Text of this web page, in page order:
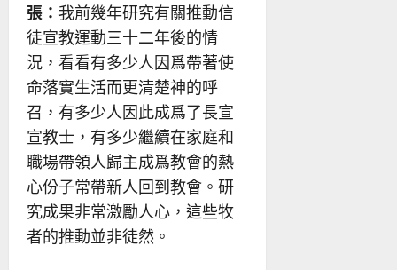
張： 我前幾年研究有關推動信
徒宣教運動三十二年後的情
況，看看有多少人因爲帶著使
命落實生活而更清楚神的呼
召，有多少人因此成爲了長宣
宣教士，有多少繼續在家庭和
職場帶領人歸主成爲教會的熱
心份子常帶新人回到教會。研
究成果非常激勵人心，這些牧
者的推動並非徒然。